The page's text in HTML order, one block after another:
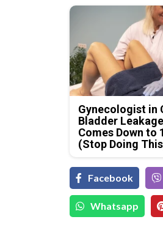
Gynecologist in
Bladder
Comes Down to
(Stop Doing
Facebook
Whatsapp